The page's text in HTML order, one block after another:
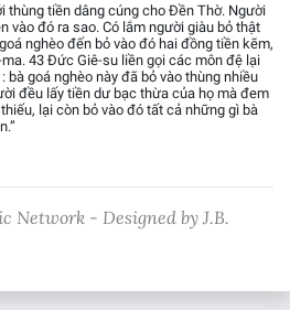
thùng tiền dâng cúng cho Đền Thờ. Người
vào đó ra sao. Có lắm người giàu bỏ thật
nghèo đến bỏ vào đó hai đồng tiền kẽm,
43 Đức Giê-su liền gọi các môn đệ lại
bà goá nghèo này đã bỏ vào thùng nhiều
đều lấy tiền dư bạc thừa của họ mà đem
lại còn bỏ vào đó tất cả những gì bà
Network - Designed by J.B.